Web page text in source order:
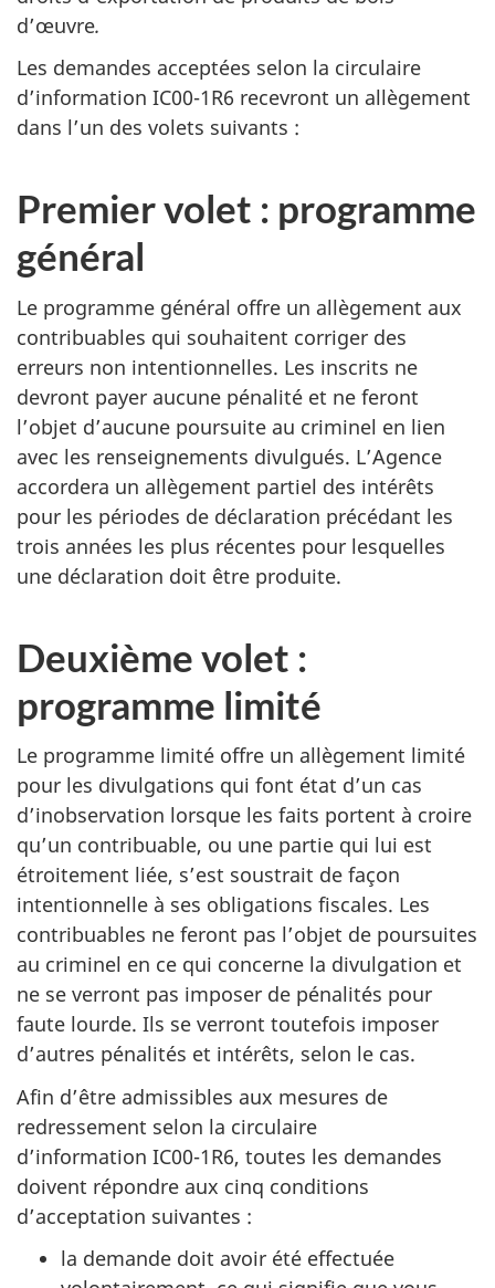
d’œuvre.
Les demandes acceptées selon la circulaire
d’information IC00-1R6 recevront un allègement
dans l’un des volets suivants :
Premier volet : programme
général
Le programme général offre un allègement aux
contribuables qui souhaitent corriger des
erreurs non intentionnelles. Les inscrits ne
devront payer aucune pénalité et ne feront
l’objet d’aucune poursuite au criminel en lien
avec les renseignements divulgués. L’Agence
accordera un allègement partiel des intérêts
pour les périodes de déclaration précédant les
trois années les plus récentes pour lesquelles
une déclaration doit être produite.
Deuxième volet :
programme limité
Le programme limité offre un allègement limité
pour les divulgations qui font état d’un cas
d’inobservation lorsque les faits portent à croire
qu’un contribuable, ou une partie qui lui est
étroitement liée, s’est soustrait de façon
intentionnelle à ses obligations fiscales. Les
contribuables ne feront pas l’objet de poursuites
au criminel en ce qui concerne la divulgation et
ne se verront pas imposer de pénalités pour
faute lourde. Ils se verront toutefois imposer
d’autres pénalités et intérêts, selon le cas.
Afin d’être admissibles aux mesures de
redressement selon la circulaire
d’information IC00-1R6, toutes les demandes
doivent répondre aux cinq conditions
d’acceptation suivantes :
la demande doit avoir été effectuée